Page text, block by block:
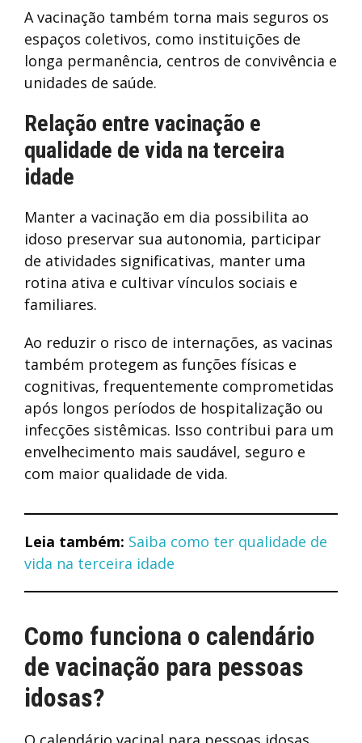
A vacinação também torna mais seguros os
espaços coletivos, como instituições de
longa permanência, centros de convivência e
unidades de saúde.
Relação entre vacinação e
qualidade de vida na terceira
idade
Manter a vacinação em dia possibilita ao
idoso preservar sua autonomia, participar
de atividades significativas, manter uma
rotina ativa e cultivar vínculos sociais e
familiares.
Ao reduzir o risco de internações, as vacinas
também protegem as funções físicas e
cognitivas, frequentemente comprometidas
após longos períodos de hospitalização ou
infecções sistêmicas. Isso contribui para um
envelhecimento mais saudável, seguro e
com maior qualidade de vida.
Leia também: Saiba como ter qualidade de
vida na terceira idade
Como funciona o calendário
de vacinação para pessoas
idosas?